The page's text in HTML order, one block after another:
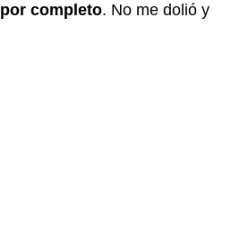
completo. No me dolió y